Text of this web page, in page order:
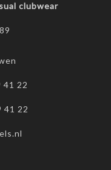
clubwear
41 22
41 22